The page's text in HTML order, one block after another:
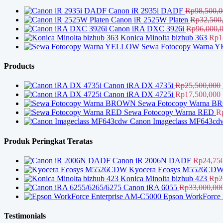
Canon iR 2935i DADF Rp
Canon iR 2525W Platen Rp
Canon iRA DXC 3926i Rp
Konica Minolta bizhub 363 Rp
Sewa Fotocopy Warna
Products
Canon iRA DX 4735i Rp25,500,000
Canon iRA DX 4725i Rp17,500,000
Sewa Fotocopy Warna
Sewa Fotocopy Warna RED
Canon Imageclass
Produk Peringkat Teratas
Canon iR 2006N DADF Rp
Kyocera Ecosys
Konica Minolta bizhub 423 Rp
Canon iRA 6055 Rp
Epson
Testimonials